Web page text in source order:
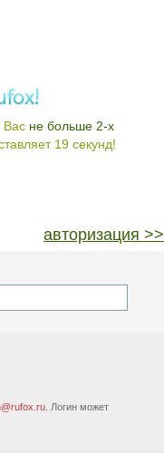
Вас не больше 2-х
19 секунд!
авторизация >>
Логин может